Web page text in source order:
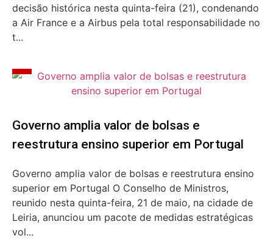
decisão histórica nesta quinta-feira (21), condenando
a Air France e a Airbus pela total responsabilidade no
t...
Governo amplia valor de bolsas e
reestrutura ensino superior em Portugal
Governo amplia valor de bolsas e reestrutura ensino
superior em Portugal O Conselho de Ministros,
reunido nesta quinta-feira, 21 de maio, na cidade de
Leiria, anunciou um pacote de medidas estratégicas
vol...